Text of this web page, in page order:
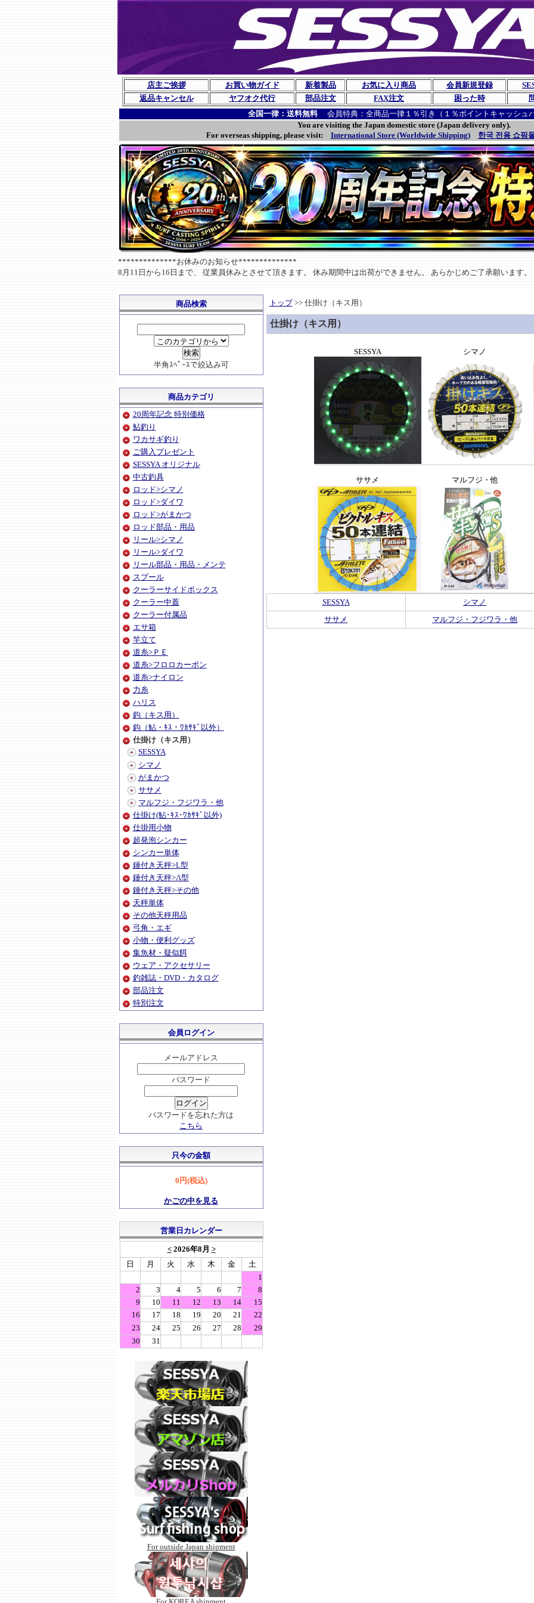
店主ご挨拶 お買い物ガイド 新着製品 お気に入り商品 会員新規登録
返品キャンセル
ヤフオク代行 部品注文 FAX注文 困った時
全国一律：送料無料会員特典：全商品一律１％引き（１％ポイントキャッシュ
You are visiting the Japan domestic store (Japan delivery only).
For overseas shipping, please visit: International Store (Worldwide Shipping) 한국 전용 쇼핑
**************お休みのお知らせ**************
8月11日から16日まで、 従業員休みとさせて頂きます。 休み期間中は出荷ができません。 あらかじめご了承願います。
商品検索
半角ｽﾍﾟｰｽで絞込み可
商品カテゴリ
20周年記念 特別価格
鮎釣り
ワカサギ釣り
ご購入プレゼント
SESSYA オリジナル
中古釣具
ロッド>シマノ
ロッド>ダイワ
ロッド>がまかつ
ロッド部品・用品
リール>シマノ
リール>ダイワ
リール部品・用品・メンテ
スプール
クーラーサイドボックス
クーラー中蓋
クーラー付属品
エサ箱
竿立て
道糸>ＰＥ
道糸>フロロカーボン
道糸>ナイロン
力糸
ハリス
鈎（キス用）
鈎（鮎・ｷｽ・ﾜｶｻｷﾞ以外）
仕掛け（キス用）
SESSYA
シマノ
がまかつ
ササメ
マルフジ・フジワラ・他
仕掛け(鮎･ｷｽ･ﾜｶｻｷﾞ以外)
仕掛用小物
超発泡シンカー
シンカー単体
錘付き天秤>L型
錘付き天秤>Λ型
錘付き天秤>その他
天秤単体
その他天秤用品
弓角・エギ
小物・便利グッズ
集魚材・疑似餌
ウェア・アクセサリー
釣雑誌・DVD・カタログ
部品注文
特別注文
会員ログイン
メールアドレス
パスワード
パスワードを忘れた方は
こちら
只今の金額
0円(税込)
かごの中を見る
営業日カレンダー
For outside Japan shipment
トップ>> 仕掛け（キス用）
仕掛け（キス用）
SESSYA シマノ
ササメ マルフジ・他
SESSYA
シマノ
ササメ
マルフジ・フジワラ・他